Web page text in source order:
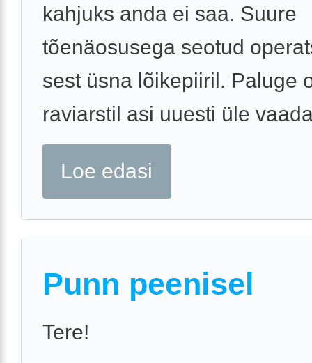
kahjuks anda ei saa. Suure
tõenäosusega seotud
sest üsna lõikepiiril. Paluge
raviarstil asi uuesti üle
Loe edasi
Punn peenisel
Tere!